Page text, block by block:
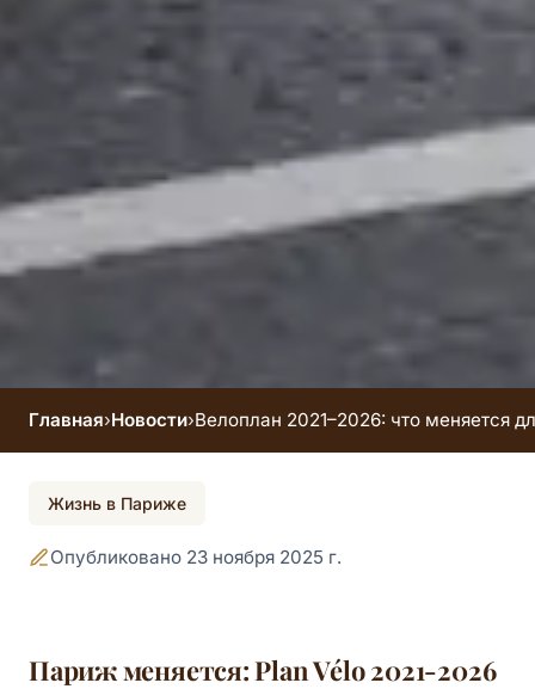
Велоплан 2021–
2026: что меняется
Главная›Новости›Велоплан 2021–2026: что меняется
Жизнь в Париже
Опубликовано 23 ноября 2025 г.
Париж меняется: Plan Vélo 2021-2026